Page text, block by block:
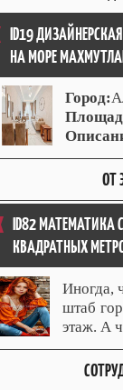
ID19
НА МОРЕ
Город:
ОТ
ID82 МАТЕМАТИКА
КВАДРАТНЫХ
Иногда,
штаб
этаж. А